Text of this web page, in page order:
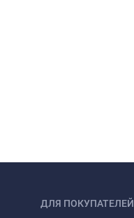
ДЛЯ ПОКУПАТЕЛЕЙ